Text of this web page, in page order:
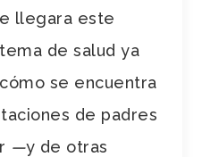
llegara este
de salud ya
se encuentra
de padres
—y de otras